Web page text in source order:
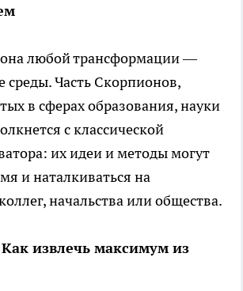
любой трансформации —
среды. Часть Скорпионов,
в сферах образования, науки
с классической
их идеи и методы могут
и наталкиваться на
начальства или общества.
извлечь максимум из